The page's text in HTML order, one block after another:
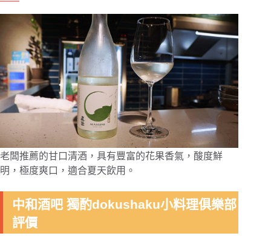
老闆推薦的甘口清酒，具有豐富的花果香氣，酸度鮮
明，極度爽口，適合夏天飲用。
中和酒吧 獨酌dokushaku小料理俱樂部
評價